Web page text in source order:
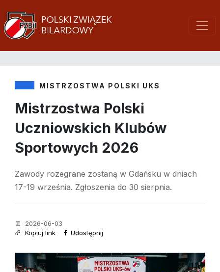
MISTRZOSTWA POLSKI UKS
Mistrzostwa Polski
Uczniowskich Klubów
Sportowych 2026
Zawody rozegrane zostaną w Gdańsku w dniach
17-19 września. Zgłoszenia do 30 sierpnia.
2026-06-03
Kopiuj link
Udostępnij